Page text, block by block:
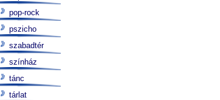
pop-rock
pszicho
szabadtér
színház
tánc
tárlat